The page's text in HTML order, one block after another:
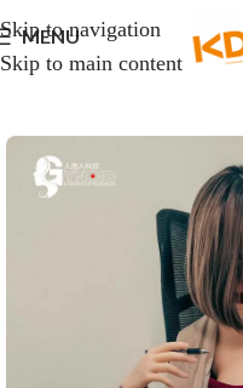
Skip to navigation
Skip to main content
MENU